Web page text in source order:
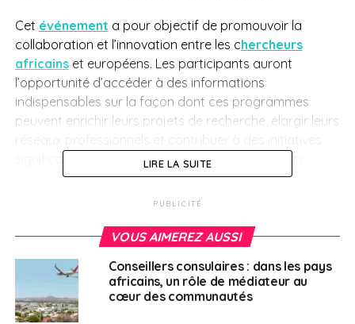
Cet événement a pour objectif de promouvoir la
collaboration et l’innovation entre les chercheurs
africainset européens. Les participants auront
l’opportunité d’accéder à des informations
indispensables sur la façon dont ces programmes
peuvent enrichir leurs projets de recherche, élargir leurs
significatives qui rapprochent les deux continents.
Liste des intervenants :
Dr. Laurent Bochereau, Ministre Conseiller de
l’Union Européenne pour l’Union Africaine
Dr. Ahmed Maalel, Représentant régional
d’EURAXESS Afrique
LIRE LA SUITE
PUBLICITÉ
VOUS AIMEREZ AUSSI
Conseillers consulaires : dans les pays
africains, un rôle de médiateur au
cœur des communautés